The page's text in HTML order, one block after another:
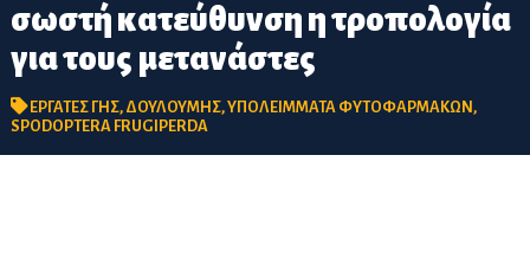
σωστή κατεύθυνση η τροπολογία
για τους μετανάστες
ΕΡΓΑΤΕΣ ΓΗΣ, ΔΟΥΛΟΥΜΗΣ,ΥΠΟΛΕΙΜΜΑΤΑ ΦΥΤΟΦΑΡΜΑΚΩΝ,
SPODOPTERA FRUGIPERDA